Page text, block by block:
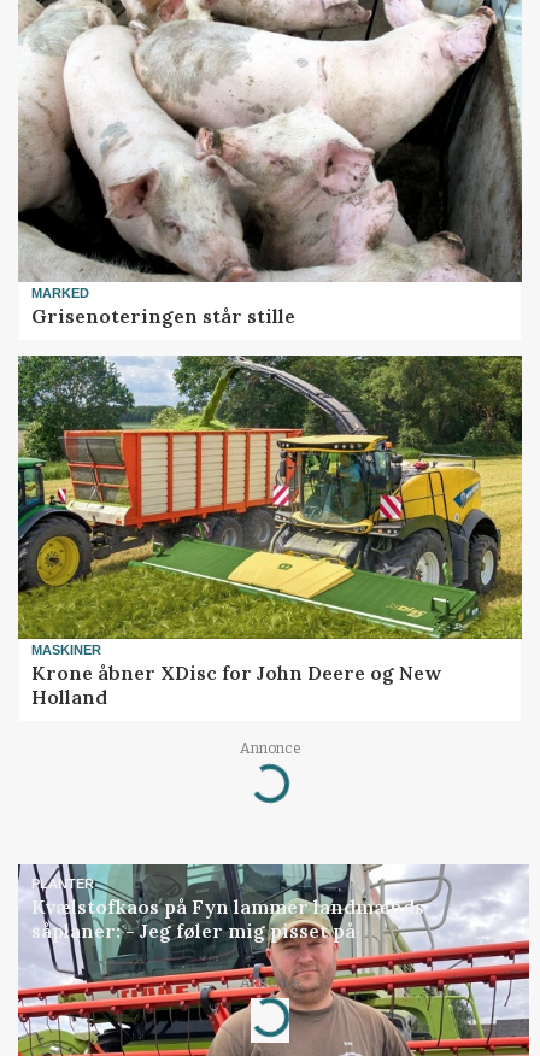
MARKED
Grisenoteringen står stille
MASKINER
Krone åbner XDisc for John Deere og New
Holland
Annonce
Loading...
PLANTER
Kvælstofkaos på Fyn lammer landmænds
såplaner: - Jeg føler mig pisset på
Annonce
Loading...